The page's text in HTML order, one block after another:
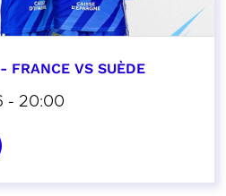
FRANCE VS SUÈDE
- 20:00